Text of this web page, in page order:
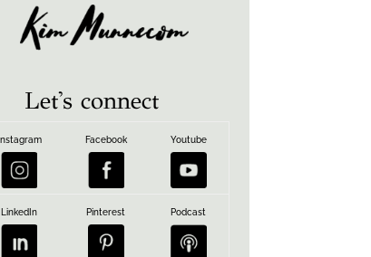
Let's connect
Instagram Facebook Youtube
LinkedIn Pinterest Podcast